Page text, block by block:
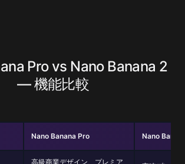
Pro vs Nano Banana 2
— 機能比較
Nano Banana Pro Nano
高級商業デザイン、プレミア